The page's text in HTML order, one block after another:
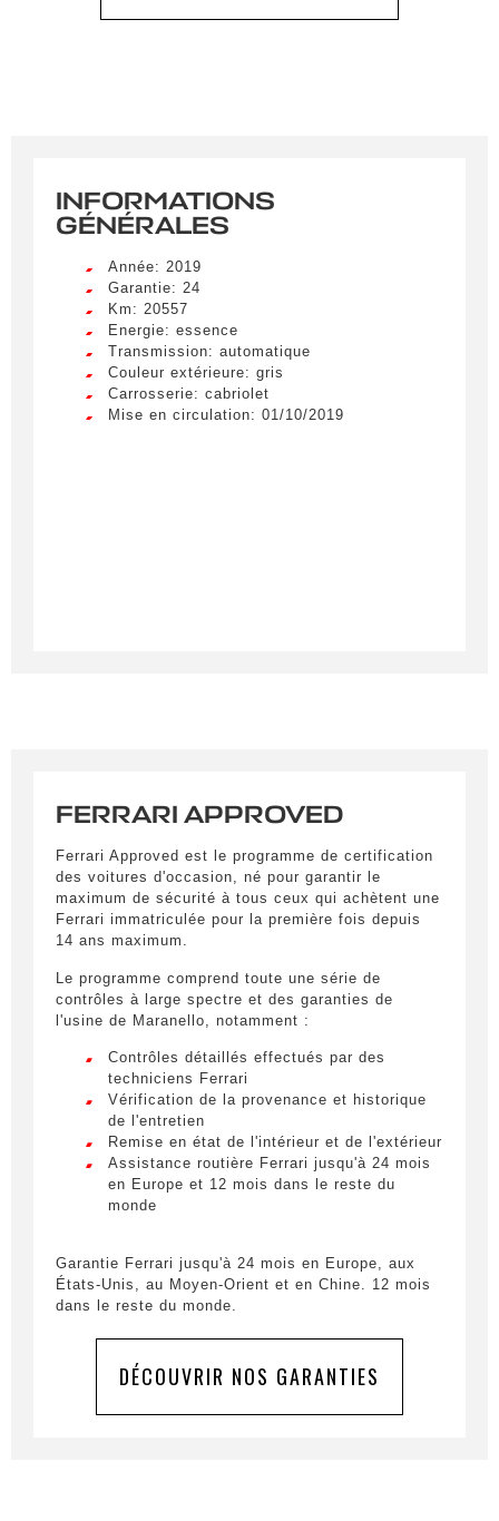
Remplissez le formulaire ci-dessous pour être
recontacté afin d’obtenir des informations sur un
*
INFORMATIONS
GÉNÉRALES
Année: 2019
Garantie: 24
Km: 20557
Energie: essence
Transmission: automatique
Couleur extérieure: gris
Carrosserie: cabriolet
Mise en circulation: 01/10/2019
FERRARI APPROVED
Ferrari Approved est le programme de certification
des voitures d'occasion, né pour garantir le
maximum de sécurité à tous ceux qui achètent une
Ferrari immatriculée pour la première fois depuis
14 ans maximum.
Le programme comprend toute une série de
contrôles à large spectre et des garanties de
l'usine de Maranello, notamment :
Contrôles détaillés effectués par des
techniciens Ferrari
Vérification de la provenance et historique
de l'entretien
Remise en état de l'intérieur et de l'extérieur
Assistance routière Ferrari jusqu'à 24 mois
en Europe et 12 mois dans le reste du
monde
Garantie Ferrari jusqu'à 24 mois en Europe, aux
États-Unis, au Moyen-Orient et en Chine. 12 mois
dans le reste du monde.
DÉCOUVRIR NOS GARANTIES